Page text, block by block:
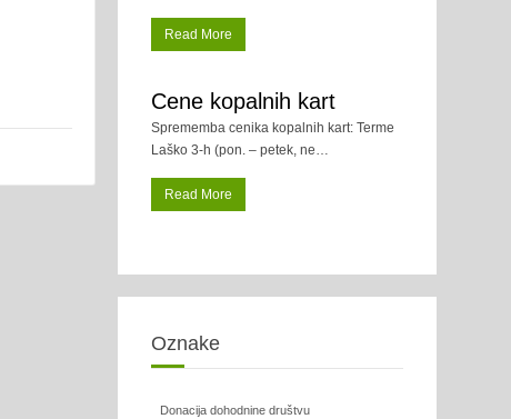
Read More
Cene kopalnih kart
Sprememba cenika kopalnih kart: Terme
Laško 3-h (pon. – petek, ne…
Read More
Oznake
Donacija dohodnine društvu